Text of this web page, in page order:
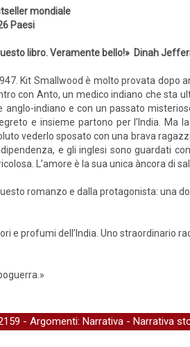
mondiale
Paesi
libro. Veramente bello!» Dinah
Kit Smallwood è molto provata dopo
con Anto, un medico indiano che sta
anglo-indiano e con un passato
e insieme partono per l’India. Ma
vederlo sposato con una brava
e gli inglesi sono guardati
L’amore è la sua unica àncora di
romanzo e dalla protagonista: una
e profumi dell’India. Uno straordinario
- Argomenti: Narrativa - Narrativa